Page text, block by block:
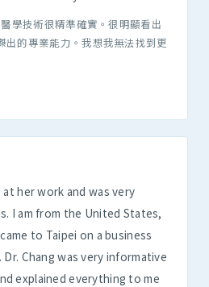
學技術很精準確實。很明顯看出
出的專業能力。我想我無法找到更
at her work and was very
I am from the United States,
to Taipei on a business
Chang was very informative
explained everything to me